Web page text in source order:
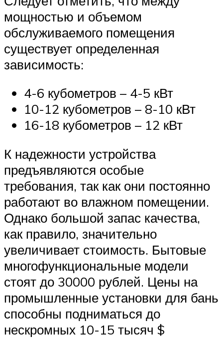
мощностью и объемом
обслуживаемого помещения
существует определенная
зависимость:
4-6 кубометров – 4-5 кВт
10-12 кубометров – 8-10 кВт
16-18 кубометров – 12 кВт
К надежности устройства
предъявляются особые
требования, так как они постоянно
работают во влажном помещении.
Однако большой запас качества,
как правило, значительно
увеличивает стоимость. Бытовые
многофункциональные модели
стоят до 30000 рублей. Цены на
промышленные установки для бань
способны подниматься до
нескромных 10-15 тысяч $